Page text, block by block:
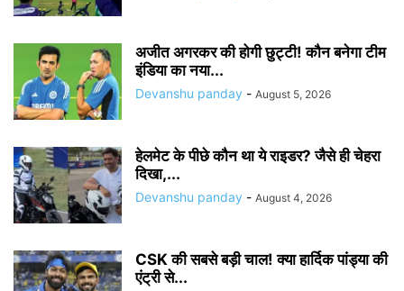
अजीत अगरकर की होगी छुट्टी! कौन बनेगा टीम
इंडिया का नया...
Devanshu panday - August 5, 2026
हेलमेट के पीछे कौन था ये राइडर? जैसे ही चेहरा
दिखा,...
Devanshu panday - August 4, 2026
CSK की सबसे बड़ी चाल! क्या हार्दिक पांड्या की
एंट्री से...